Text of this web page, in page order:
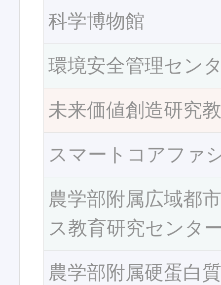
科学博物館
環境安全管理セン
未来価値創造研究
スマートコアファ
農学部附属広域都
ス教育研究センタ
農学部附属硬蛋白